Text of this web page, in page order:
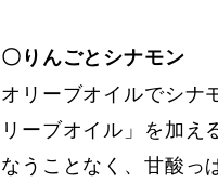
〇りんごとシナモン
オリーブオイルでシナ
リーブオイル」を加え
なうことなく、甘酸っ